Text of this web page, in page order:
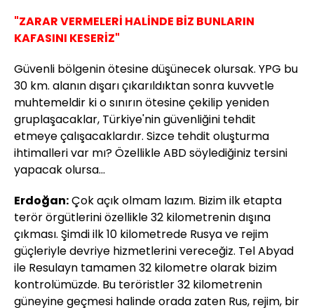
"ZARAR VERMELERİ HALİNDE BİZ BUNLARIN
KAFASINI KESERİZ"
Güvenli bölgenin ötesine düşünecek olursak. YPG bu
30 km. alanın dışarı çıkarıldıktan sonra kuvvetle
muhtemeldir ki o sınırın ötesine çekilip yeniden
gruplaşacaklar, Türkiye'nin güvenliğini tehdit
etmeye çalışacaklardır. Sizce tehdit oluşturma
ihtimalleri var mı? Özellikle ABD söylediğiniz tersini
yapacak olursa...
Erdoğan:Çok açık olmam lazım. Bizim ilk etapta
terör örgütlerini özellikle 32 kilometrenin dışına
çıkması. Şimdi ilk 10 kilometrede Rusya ve rejim
güçleriyle devriye hizmetlerini vereceğiz. Tel Abyad
ile Resulayn tamamen 32 kilometre olarak bizim
kontrolümüzde. Bu teröristler 32 kilometrenin
güneyine geçmesi halinde orada zaten Rus, rejim, bir